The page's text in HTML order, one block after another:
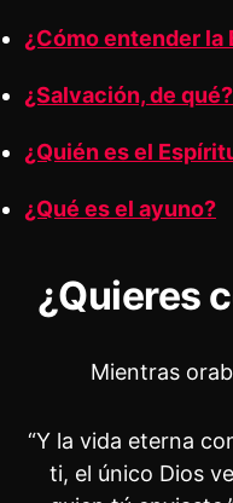
¿Cómo entender la
¿Salvación, de qué?
¿Quién es el
¿Qué es el ayuno?
¿Quieres
Mientras
“Y la vida eterna
ti, el único Dios